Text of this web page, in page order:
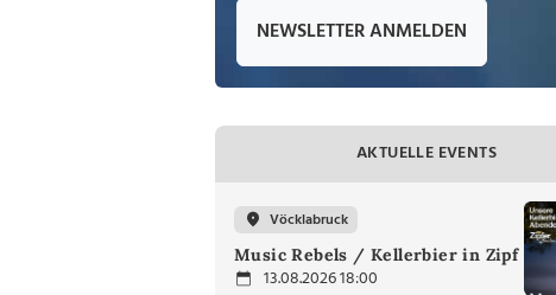
NEWSLETTER ANMELDEN
AKTUELLE EVENTS
Vöcklabruck
Music Rebels / Kellerbier in Zipf
13.08.2026 18:00